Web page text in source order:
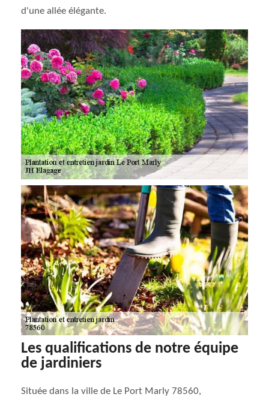
d'une allée élégante.
Les qualifications de notre équipe
de jardiniers
Située dans la ville de Le Port Marly 78560,